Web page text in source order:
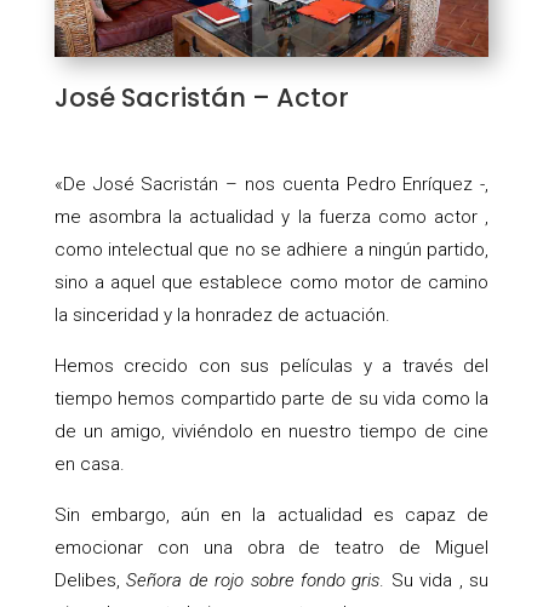
José Sacristán – Actor
«De José Sacristán – nos cuenta Pedro Enríquez -,
me asombra la actualidad y la fuerza como actor ,
como intelectual que no se adhiere a ningún partido,
sino a aquel que establece como motor de camino
la sinceridad y la honradez de actuación.
Hemos crecido con sus películas y a través del
tiempo hemos compartido parte de su vida como la
de un amigo, viviéndolo en nuestro tiempo de cine
en casa.
Sin embargo, aún en la actualidad es capaz de
emocionar con una obra de teatro de Miguel
Delibes, Señora de rojo sobre fondo gris . Su vida , su